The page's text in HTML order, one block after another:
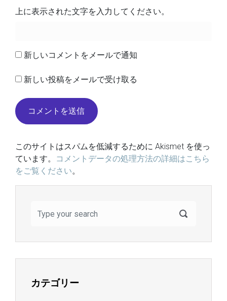
上に表示された文字を入力してください。
新しいコメントをメールで通知
新しい投稿をメールで受け取る
このサイトはスパムを低減するために Akismet を使っ
ています。
コメントデータの処理方法の詳細はこちら
をご覧ください。
カテゴリー